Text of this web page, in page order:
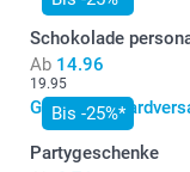
Schokolade
Ab 14.96
19.95
GratisBis -25%*
Partygeschenke